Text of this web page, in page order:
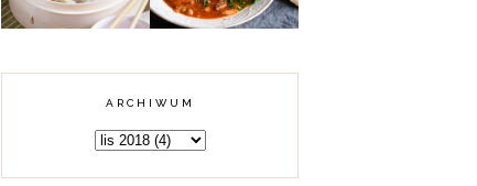
ARCHIWUM